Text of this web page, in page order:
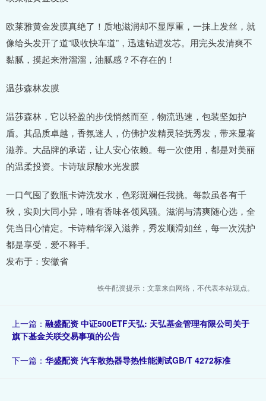
欧莱雅黄金发膜真绝了！质地滋润却不显厚重，一抹上发丝，就
像给头发开了道“吸收快车道”，迅速钻进发芯。用完头发清爽不
黏腻，摸起来滑溜溜，油腻感？不存在的！
温莎森林发膜
温莎森林，它以轻盈的步伐悄然而至，物流迅速，包装坚如护
盾。其品质卓越，香氛迷人，仿佛护发精灵轻抚秀发，带来显著
滋养。大品牌的承诺，让人安心依赖。每一次使用，都是对美丽
的温柔投资。卡诗玻尿酸水光发膜
一口气囤了数瓶卡诗洗发水，色彩斑斓任我挑。每款虽各有千
秋，实则大同小异，唯有香味各领风骚。滋润与清爽随心选，全
凭当日心情定。卡诗精华深入滋养，秀发顺滑如丝，每一次洗护
都是享受，爱不释手。
发布于：安徽省
铁牛配资提示：文章来自网络，不代表本站观点。
上一篇： 融盛配资 中证500ETF天弘: 天弘基金管理有限公司关于
旗下基金关联交易事项的公告
下一篇： 华盛配资 汽车散热器导热性能测试GB/T 4272标准